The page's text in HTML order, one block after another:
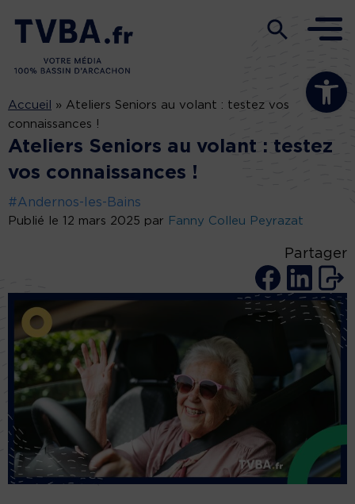
Ouvrir la
Accueil » Ateliers Seniors au volant : testez vos
connaissances !
Ateliers Seniors au volant : testez
vos connaissances !
#Andernos-les-Bains
Publié le 12 mars 2025 par Fanny Colleu Peyrazat
Partager